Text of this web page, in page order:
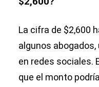
La cifra de $2,600
algunos
en redes sociales.
que el monto